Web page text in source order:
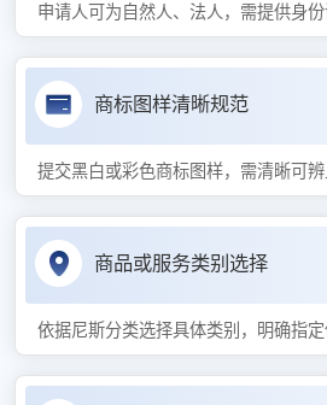
申请人可为自然人、法人，需提供身份
商标图样清晰规范
提交黑白或彩色商标图样，需清晰可辨
商品或服务类别选择
依据尼斯分类选择具体类别，明确指定